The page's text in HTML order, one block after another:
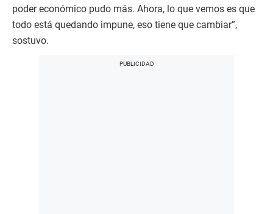
poder económico pudo más. Ahora, lo que vemos es que
todo está quedando impune, eso tiene que cambiar”,
sostuvo.